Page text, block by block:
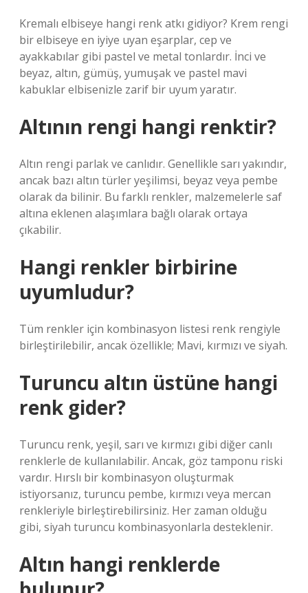
Kremalı elbiseye hangi renk atkı gidiyor? Krem rengi
bir elbiseye en iyiye uyan eşarplar, cep ve
ayakkabılar gibi pastel ve metal tonlardır. İnci ve
beyaz, altın, gümüş, yumuşak ve pastel mavi
kabuklar elbisenizle zarif bir uyum yaratır.
Altının rengi hangi renktir?
Altın rengi parlak ve canlıdır. Genellikle sarı yakındır,
ancak bazı altın türler yeşilimsi, beyaz veya pembe
olarak da bilinir. Bu farklı renkler, malzemelerle saf
altına eklenen alaşımlara bağlı olarak ortaya
çıkabilir.
Hangi renkler birbirine
uyumludur?
Tüm renkler için kombinasyon listesi renk rengiyle
birleştirilebilir, ancak özellikle; Mavi, kırmızı ve siyah.
Turuncu altın üstüne hangi
renk gider?
Turuncu renk, yeşil, sarı ve kırmızı gibi diğer canlı
renklerle de kullanılabilir. Ancak, göz tamponu riski
vardır. Hırslı bir kombinasyon oluşturmak
istiyorsanız, turuncu pembe, kırmızı veya mercan
renkleriyle birleştirebilirsiniz. Her zaman olduğu
gibi, siyah turuncu kombinasyonlarla desteklenir.
Altın hangi renklerde